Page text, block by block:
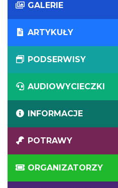
GALERIE
ARTYKUŁY
PODSERWISY
AUDIOWYCIECZKI
INFORMACJE
POTRAWY
ORGANIZATORZY